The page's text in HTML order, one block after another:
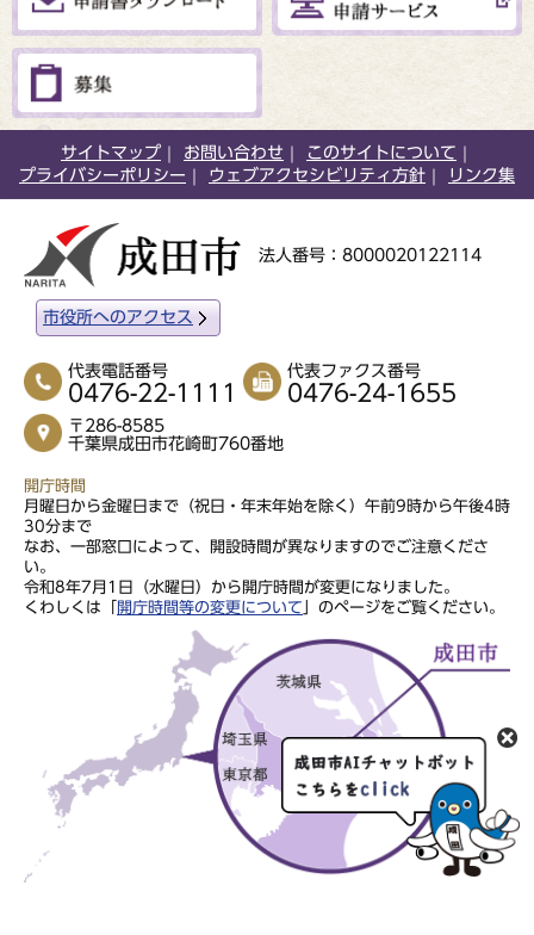
サイトマップ お問い合わせ
このサイトについて
プライバシーポリシー
ウェブアクセシビリティ方針 リンク集
法人番号：8000020122114
市役所へのアクセス
代表電話番号
0476-22-1111
代表ファクス番号
0476-24-1655
〒286-8585
千葉県成田市花崎町760番地
開庁時間
月曜日から金曜日まで（祝日・年末年始を除く）午前9時から午後4時
30分まで
なお、一部窓口によって、開設時間が異なりますのでご注意くださ
い。
令和8年7月1日（水曜日）から開庁時間が変更になりました。
くわしくは「
開庁時間等の変更について 」のページをご覧ください。